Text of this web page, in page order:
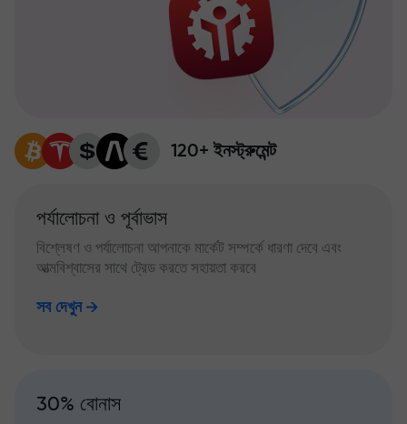
120+ ইনস্ট্রুমেন্ট
পর্যালোচনা ও পূর্বাভাস
বিশ্লেষণ ও পর্যালোচনা আপনাকে মার্কেট সম্পর্কে ধারণা দেবে এবং
আত্মবিশ্বাসের সাথে ট্রেড করতে সহায়তা করবে
সব দেখুন
30% বোনাস